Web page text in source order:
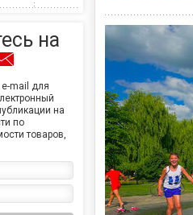
на
mail для
на
по
товаров,